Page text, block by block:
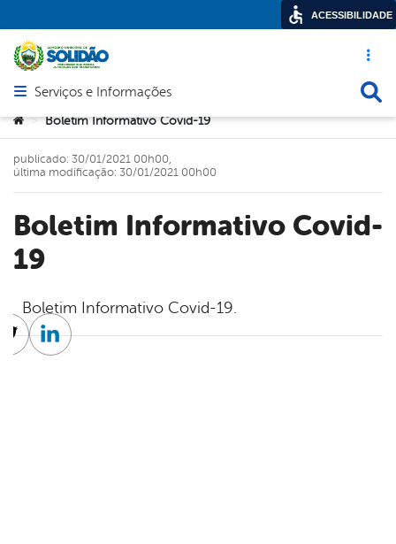
Acesso
Abrir menu principal de navegação
Serviços e Informações
Você está aqui:
> Boletim Informativo Covid-19
Boletim Informativo Covid-
19
publicado: 30/01/2021 00h00,
última modificação: 30/01/2021 00h00
Boletim Informativo Covid-19.
TwitterLinkedin
ACESSIBILIDADE